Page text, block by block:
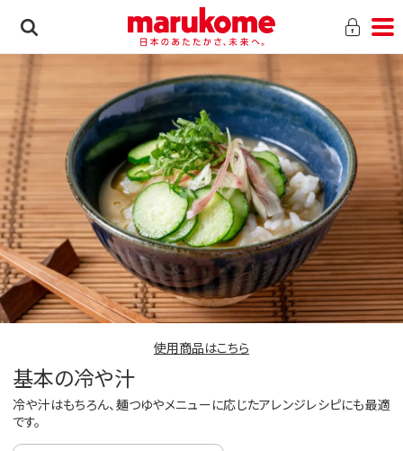
使用商品はこちら
基本の冷や汁
冷や汁はもちろん、麺つゆやメニューに応じたアレンジレシピにも最適
です。